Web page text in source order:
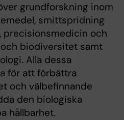
grundforskning inom
smittspridning
precisionsmedicin och
biodiversitet samt
Alla dessa
för att förbättra
och välbefinnande
den biologiska
hållbarhet.